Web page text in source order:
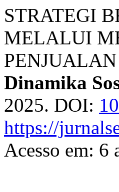
STRATEGI
MELALUI
Dinamika
2025. DOI:
https://
Acesso em: 6